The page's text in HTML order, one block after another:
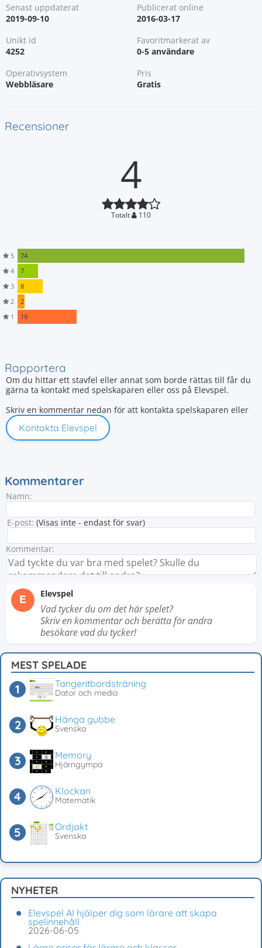
Senast uppdaterat
2019-09-10
Publicerat online
2016-03-17
Unikt id
4252
Favoritmarkerat av
0-5 användare
Operativsystem
Webbläsare
Pris
Gratis
Recensioner
4
Totalt 110
5
74
4
7
3
8
2
2
1
19
Rapportera
Om du hittar ett stavfel eller annat som borde rättas till får du
gärna ta kontakt med spelskaparen eller oss på Elevspel.
Skriv en kommentar nedan för att kontakta spelskaparen eller
Kontakta Elevspel
Kommentarer
Namn:
E-post: (Visas inte - endast för svar)
Kommentar:
E Elevspel
Vad tycker du om det här spelet?
Skriv en kommentar och berätta för andra
besökare vad du tycker!
MEST SPELADE
Tangentbordsträning
Dator och media
Hänga gubbe
Svenska
Memory
Hjärngympa
Klockan
Matematik
Ordjakt
Svenska
NYHETER
Elevspel AI hjälper dig som lärare att skapa
spelinnehåll
2026-06-05